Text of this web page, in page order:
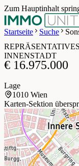
Zum Hauptinhalt
Startseite
Suche
INNENSTADT
€ 16.975.000
Lage
1010 Wien
Karten-Sektion